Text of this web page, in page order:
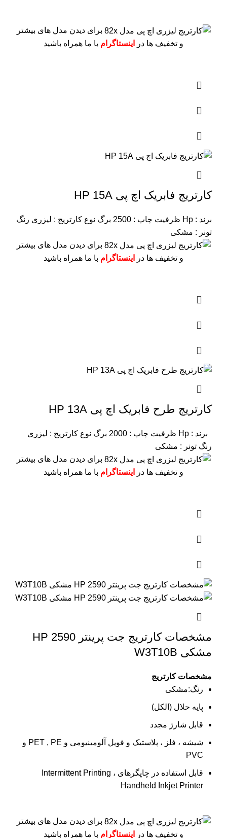
برای دیدن مدل های بیشتر
و تخفیف ها در
اینستاگرام با ما همراه باشید
کارتریج فابریک اچ پی HP 15A
برند : Hp ظرفیت چاپ : 2500 برگ نوع کارتریج : لیزری رنگ
تونر : مشکی
برای دیدن مدل های بیشتر
و تخفیف ها در
اینستاگرام با ما همراه باشید
کارتریج طرح فابریک اچ پی HP 13A
برند : Hp ظرفیت چاپ : 2000 برگ
نوع کارتریج : لیزری
رنگ تونر : مشکی
برای دیدن مدل های بیشتر
و تخفیف ها در
اینستاگرام با ما همراه باشید
مشخصات کارتریج جت پرینتر 2590 HP
مشکی W3T10B
مشخصات کارتریج
رنگ:مشکی
پایه حلال (الکل)
قابل شارژ مجدد
شیشه ، فلز ، پلاستیک و فویل آلومینیومی و PET , PE و
PVC
قابل استفاده در چاپگرهای Intermittent Printing ،
Handheld Inkjet Printer
برای دیدن مدل های بیشتر
و تخفیف ها در
اینستاگرام با ما همراه باشید